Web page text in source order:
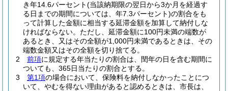
き年14.6パーセント(当該納期限の翌日から3か月を経過す
る日までの期間については、年7.3パーセント)の割合をも
って計算した金額に相当する延滞金額を加算して納付しな
ければならない。 ただし、延滞金額に100円未満の端数が
あるとき、又はその全額が1,000円未満であるときは、その
端数金額又はその全額を切り捨てる。
2
前項に規定する年当たりの割合は、閏年の日を含む期間に
ついても、365日当たりの割合とする。
3
第1項の場合において、保険料を納付しなかったことにつ
いて、やむを得ない理由があると認めるときは、市長は、